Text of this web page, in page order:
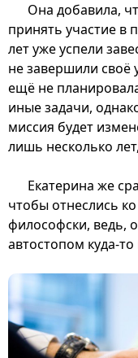
Она добавила,
принять участие в
лет уже успели
не завершили своё
ещё не
иные задачи,
миссия будет
лишь несколько
Екатерина же
чтобы отнеслись
философски, ведь,
автостопом куда-